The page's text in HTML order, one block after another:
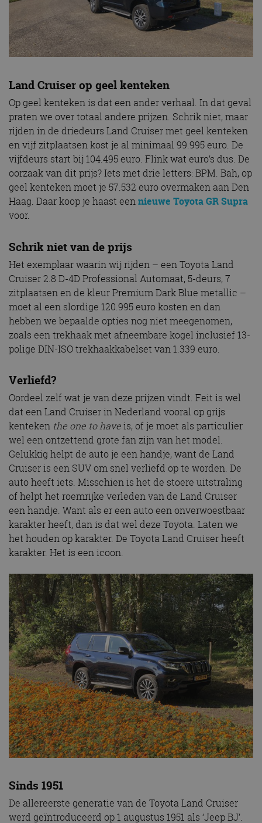
Land Cruiser op geel kenteken
Op geel kenteken is dat een ander verhaal. In dat geval
praten we over totaal andere prijzen. Schrik niet, maar
rijden in de driedeurs Land Cruiser met geel kenteken
en vijf zitplaatsen kost je al minimaal 99.995 euro. De
vijfdeurs start bij 104.495 euro. Flink wat euro’s dus. De
oorzaak van dit prijs? Iets met drie letters: BPM. Bah, op
geel kenteken moet je 57.532 euro overmaken aan Den
Haag. Daar koop je haast eennieuwe Toyota GR Supra
voor.
Schrik niet van de prijs
Het exemplaar waarin wij rijden – een Toyota Land
Cruiser 2.8 D-4D Professional Automaat, 5-deurs, 7
zitplaatsen en de kleur Premium Dark Blue metallic –
moet al een slordige 120.995 euro kosten en dan
hebben we bepaalde opties nog niet meegenomen,
zoals een trekhaak met afneembare kogel inclusief 13-
polige DIN-ISO trekhaakkabelset van 1.339 euro.
Verliefd?
Oordeel zelf wat je van deze prijzen vindt. Feit is wel
dat een Land Cruiser in Nederland vooral op grijs
kenteken the one to haveis, of je moet als particulier
wel een ontzettend grote fan zijn van het model.
Gelukkig helpt de auto je een handje, want de Land
Cruiser is een SUV om snel verliefd op te worden. De
auto heeft iets. Misschien is het de stoere uitstraling
of helpt het roemrijke verleden van de Land Cruiser
een handje. Want als er een auto een onverwoestbaar
karakter heeft, dan is dat wel deze Toyota. Laten we
het houden op karakter. De Toyota Land Cruiser heeft
karakter. Het is een icoon.
Sinds 1951
De allereerste generatie van de Toyota Land Cruiser
werd geïntroduceerd op 1 augustus 1951 als ‘Jeep BJ’.